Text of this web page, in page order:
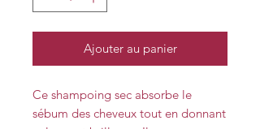
Ajouter au panier
Ce shampoing sec absorbe le
sébum des cheveux tout en donnant